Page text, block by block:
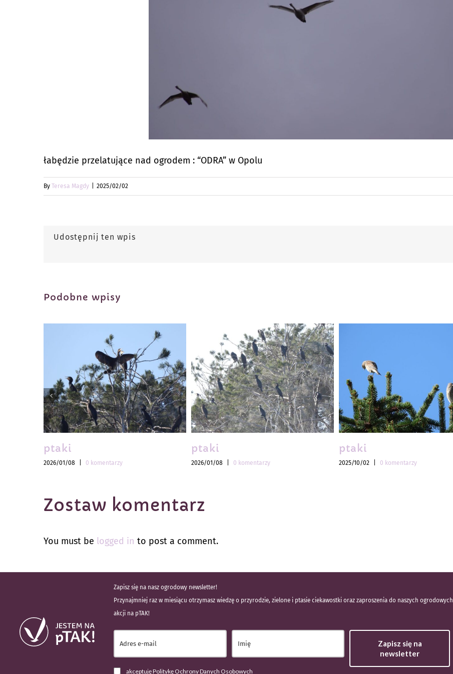
łabędzie przelatujące nad ogrodem : “ODRA” w Opolu
By Teresa Magdy 2025/02/02
Udostępnij ten wpis
Podobne wpisy
ptaki
2026/01/08 0 komentarzy
ptaki
2026/01/08 0 komentarzy
ptaki
2025/10/02 0 komentarzy
Zostaw komentarz
You must be logged in to post a comment.
Zapisz się na nasz ogrodowy newsletter!
Przynajmniej raz w miesiącu otrzymasz wiedzę o przyrodzie, zielone i ptasie ciekawostki oraz zaproszenia do naszych ogrodowych
akcji na pTAK!
Zapisz się na
newsletter
akceptuję Politykę Ochrony Danych Osobowych